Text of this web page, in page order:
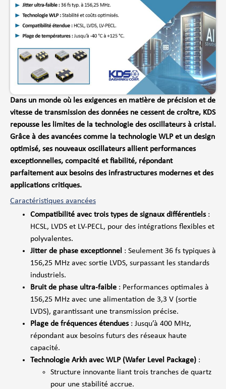
Dans un monde où les exigences en matière de précision et de
vitesse de transmission des données ne cessent de croître, KDS
repousse les limites de la technologie des oscillateurs à cristal.
Grâce à des avancées comme la technologie WLP et un design
optimisé, ses nouveaux oscillateurs allient performances
exceptionnelles, compacité et fiabilité, répondant
parfaitement aux besoins des infrastructures modernes et des
applications critiques.
Caractéristiques avancées
Compatibilité avec trois types de signaux différentiels:
HCSL, LVDS et LV-PECL, pour des intégrations flexibles et
polyvalentes.
Jitter de phase exceptionnel : Seulement 36 fs typiques à
156,25 MHz avec sortie LVDS, surpassant les standards
industriels.
Bruit de phase ultra-faible : Performances optimales à
156,25 MHz avec une alimentation de 3,3 V (sortie
LVDS), garantissant une transmission précise.
Plage de fréquences étendues: Jusqu’à 400 MHz,
répondant aux besoins futurs des réseaux haute
capacité.
Technologie Arkh avec WLP (Wafer Level Package) :
Structure innovante liant trois tranches de quartz
pour une stabilité accrue.